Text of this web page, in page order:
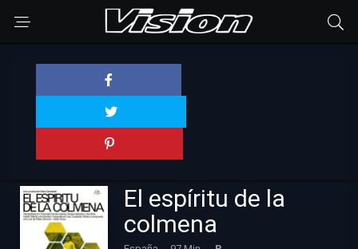
El espíritu de la
colmena